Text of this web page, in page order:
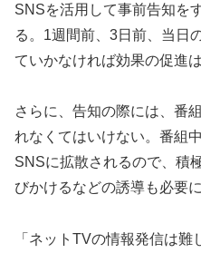
SNSを活用して事前告知を
る。1週間前、3日前、当日
ていかなければ効果の促進
さらに、告知の際には、番
れなくてはいけない。番組
SNSに拡散されるので、積
びかけるなどの誘導も必要
「ネットTVの情報発信は